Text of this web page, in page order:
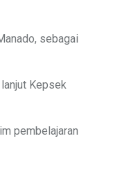
sebagai
Kepsek
pembelajaran